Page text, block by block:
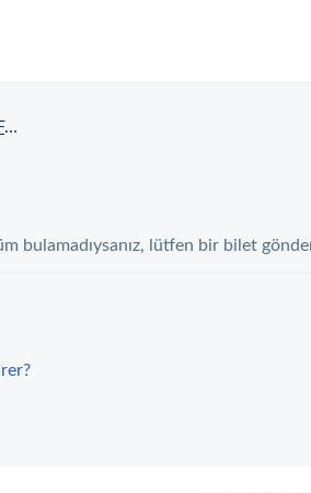
bulamadıysanız, lütfen bir bilet